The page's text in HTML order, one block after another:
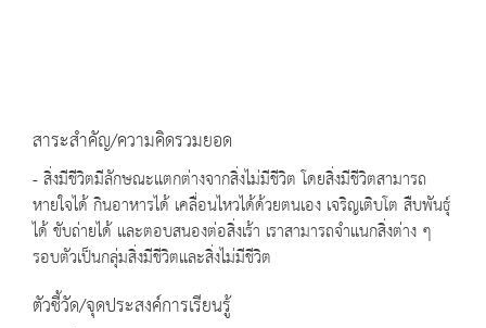
สาระสำคัญ/ความคิดรวมยอด
- สิ่งมีชีวิตมีลักษณะแตกต่างจากสิ่งไม่มีชีวิต โดยสิ่งมีชีวิตสามารถ
หายใจได้ กินอาหารได้ เคลื่อนไหวได้ด้วยตนเอง เจริญเติบโต สืบพันธุ์
ได้ ขับถ่ายได้ และตอบสนองต่อสิ่งเร้า เราสามารถจำแนกสิ่งต่าง ๆ
รอบตัวเป็นกลุ่มสิ่งมีชีวิตและสิ่งไม่มีชีวิต
ตัวชี้วัด/จุดประสงค์การเรียนรู้